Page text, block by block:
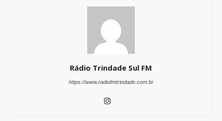
Rádio Trindade Sul FM
https://www.radiofmtrindade.com.br